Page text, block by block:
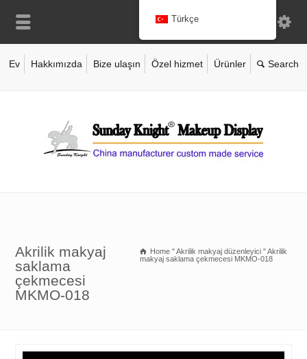
Ev Hakkımızda Bize ulaşın Özel hizmet Ürünler
Akrilik makyaj
saklama
çekmecesi
MKMO-018
Home "Akrilik makyaj düzenleyici "Akrilik
makyaj saklama çekmecesi MKMO-018
Türkçe